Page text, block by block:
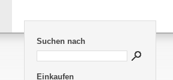
Suchen nach
Einkaufen